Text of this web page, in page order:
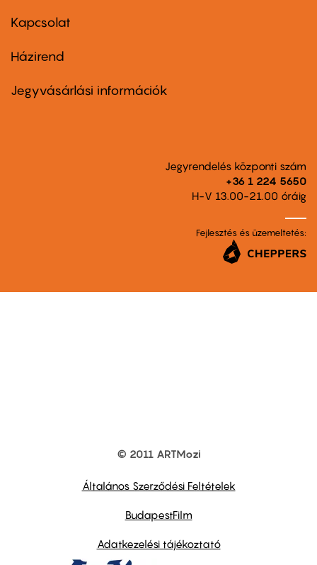
firstKapcsolat
Footer
second
Házirend
Jegyvásárlási információk
Jegyrendelés központi szám
+36 1 224 5650
H-V 13.00-21.00 óráig
Fejlesztés és üzemeltetés:
© 2011 ARTMozi
Általános Szerződési Feltételek
BudapestFilm
Adatkezelési tájékoztató